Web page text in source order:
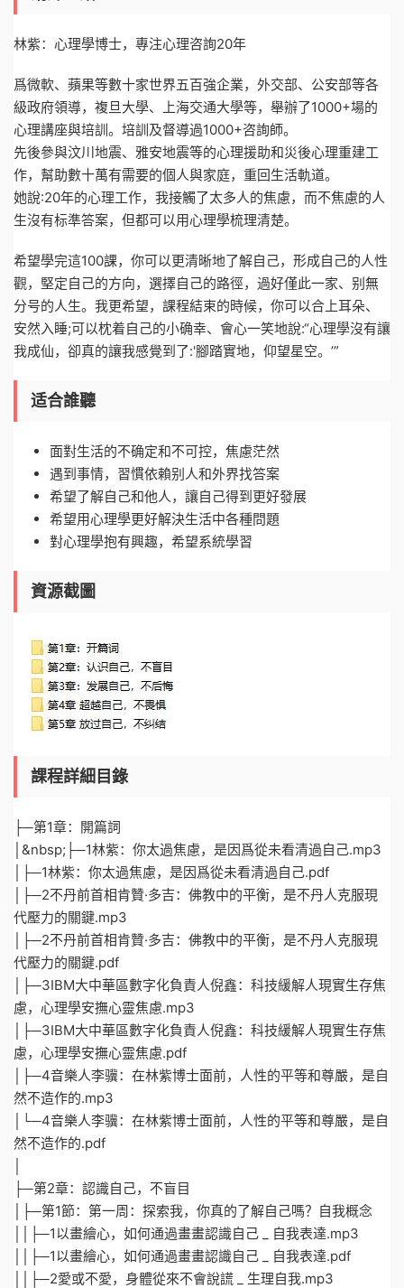
林紫：心理學博士，專注心理咨詢20年
爲微軟、蘋果等數十家世界五百強企業，外交部、公安部等各
級政府領導，複旦大學、上海交通大學等，舉辦了1000+場的
心理講座與培訓。培訓及督導過1000+咨詢師。
先後參與汶川地震、雅安地震等的心理援助和災後心理重建工
作，幫助數十萬有需要的個人與家庭，重回生活軌道。
她說:20年的心理工作，我接觸了太多人的焦慮，而不焦慮的人
生沒有标準答案，但都可以用心理學梳理清楚。
希望學完這100課，你可以更清晰地了解自己，形成自己的人性
觀，堅定自己的方向，選擇自己的路徑，過好僅此一家、别無
分号的人生。我更希望，課程結束的時候，你可以合上耳朵、
安然入睡;可以枕着自己的小确幸、會心一笑地說:“心理學沒有讓
我成仙，卻真的讓我感覺到了:'腳踏實地，仰望星空。’”
适合誰聽
面對生活的不确定和不可控，焦慮茫然
遇到事情，習慣依賴别人和外界找答案
希望了解自己和他人，讓自己得到更好發展
希望用心理學更好解決生活中各種問題
對心理學抱有興趣，希望系統學習
資源截圖
課程詳細目錄
├─第1章：開篇詞
│&nbsp;├─1林紫：你太過焦慮，是因爲從未看清過自己.mp3
│├─1林紫：你太過焦慮，是因爲從未看清過自己.pdf
│├─2不丹前首相肯贊·多吉：佛教中的平衡，是不丹人克服現
代壓力的關鍵.mp3
│├─2不丹前首相肯贊·多吉：佛教中的平衡，是不丹人克服現
代壓力的關鍵.pdf
│├─3IBM大中華區數字化負責人倪鑫：科技緩解人現實生存焦
慮，心理學安撫心靈焦慮.mp3
│├─3IBM大中華區數字化負責人倪鑫：科技緩解人現實生存焦
慮，心理學安撫心靈焦慮.pdf
│├─4音樂人李骥：在林紫博士面前，人性的平等和尊嚴，是自
然不造作的.mp3
│└─4音樂人李骥：在林紫博士面前，人性的平等和尊嚴，是自
然不造作的.pdf
├─第2章：認識自己，不盲目
│├─第1節：第一周：探索我，你真的了解自己嗎？自我概念
││├─1以畫繪心，如何通過畫畫認識自己 _ 自我表達.mp3
││├─1以畫繪心，如何通過畫畫認識自己 _ 自我表達.pdf
││├─2愛或不愛，身體從來不會說謊 _ 生理自我.mp3